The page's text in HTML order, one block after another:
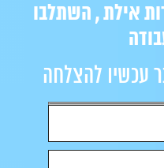
אילת , השתלבו
עכשיו להצלחה